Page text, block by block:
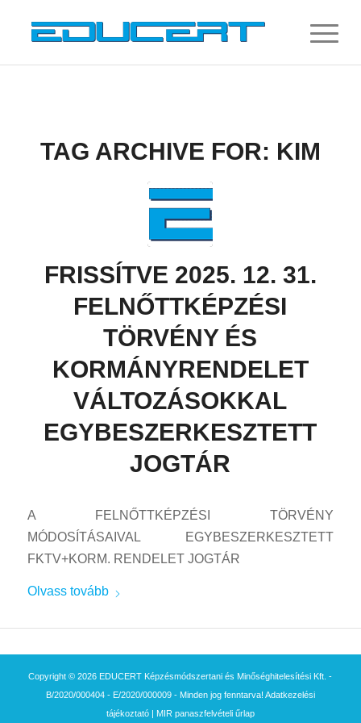
TAG ARCHIVE FOR: KIM
FRISSÍTVE 2025. 12. 31.
FELNŐTTKÉPZÉSI
TÖRVÉNY ÉS
KORMÁNYRENDELET
VÁLTOZÁSOKKAL
EGYBESZERKESZTETT
JOGTÁR
A FELNŐTTKÉPZÉSI TÖRVÉNY
MÓDOSÍTÁSAIVAL EGYBESZERKESZTETT
FKTV+KORM. RENDELET JOGTÁR
Olvass tovább
Copyright © 2026 EDUCERT Képzésmódszertani és Minőséghitelesítési Kft. -
B/2020/000404 - E/2020/000009 - Minden jog fenntarva! Adatkezelési
tájékoztató| MIR panaszfelvételi űrlap